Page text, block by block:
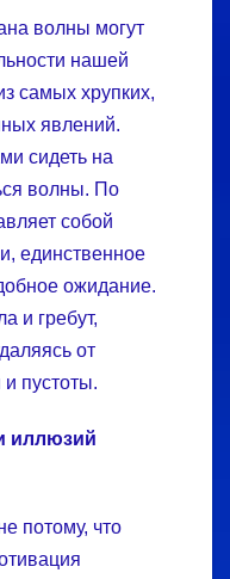
волны могут
нашей
самых хрупких,
явлений.
сидеть на
волны. По
собой
единственное
ожидание.
и гребут,
от
и пустоты.
иллюзий
потому, что